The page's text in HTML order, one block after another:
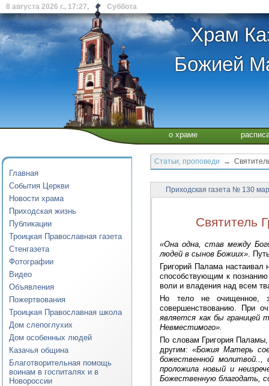
8 августа 2026 г., 17:27, Суббота
Храм
Божией
о храме
Главная
События Церкви
Новости храма
Приходская жизнь
Публикации
Троицкая Православная газета
Стенгазета
Фотографии
Видео
Объявления
Пожертвования
Троицкая Православная школа
Дом слепоглухих
Дом особенных людей
Казачья община
Благотворительная помощь
воинам в госпиталях и в
Новороссии
Статьи, проповеди →
Приходская газета № 130
Святитель
«Она одна, став между
людей в сынов Божиих».
Григорий Палама
способствующим к
воли и владения над всем
Но тело не очищенное,
совершенствованию. При
является как бы
Невместимого».
По словам Григория
другим:«Божия Матерь
божественной
проложила новый и
Божественную благодать,